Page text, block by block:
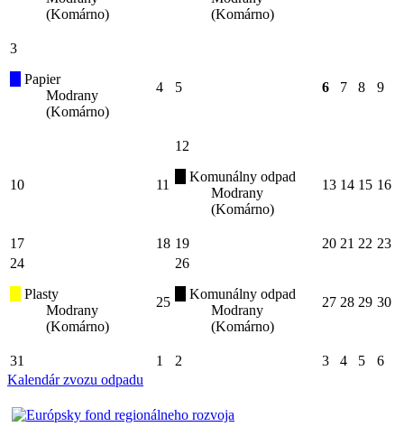
(Komárno)
(Komárno)
3
Papier
Modrany
(Komárno)
4 5 6 7 8 9
10 11
12
Komunálny odpad
Modrany
(Komárno)
13 14 15 16
17 18 19 20 21 22 23
24
Plasty
Modrany
(Komárno)
25
26
Komunálny odpad
Modrany
(Komárno)
27 28 29 30
31 1 2 3 4 5
6
Kalendár zvozu odpadu